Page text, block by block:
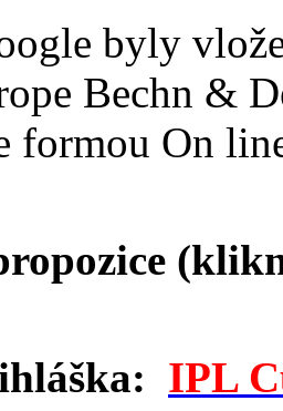
byly
Bechn &
formou On
IPL